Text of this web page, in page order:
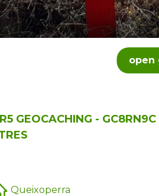
open
GEOCACHING -
Queixoperra